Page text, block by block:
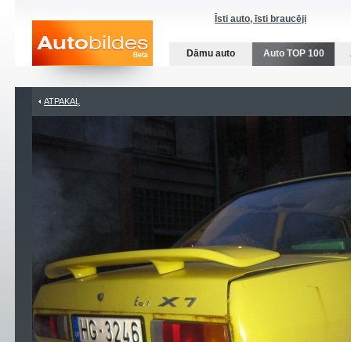
Īsti auto, īsti braucēji
Dāmu auto Auto TOP 100
ATPAKAĻ